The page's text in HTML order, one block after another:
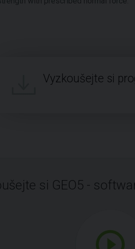
Vyzkoušejte si
si GEO5 -